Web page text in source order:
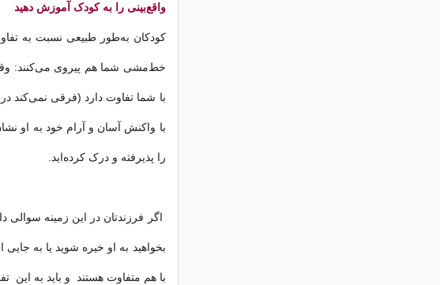
واقع‌بینی را به کودک آموزش دهید
کودکان به‌طور طبیعی نسبت به
خط‌مشی شما هم پیروی می‌کنند:
با شما تفاوت دارد (فرقی نمی‌کند
با واکنش آسان و آرام خود به او
را پذیرفته و درک کرده‌اید.
اگر فرزند‌تان در این زمینه سوالی
بخواهید به او خیره شوید یا به جایی
با هم متفاوت هستند و باید به این